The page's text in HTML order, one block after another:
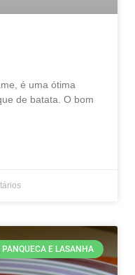
é uma ótima
de batata. O bom
E LASANHA